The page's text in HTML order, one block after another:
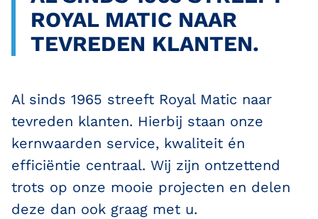
ROYAL MATIC NAAR
TEVREDEN KLANTEN.
Al sinds 1965 streeft Royal Matic naar
tevreden klanten. Hierbij staan onze
kernwaarden service, kwaliteit én
efficiëntie centraal. Wij zijn ontzettend
trots op onze mooie projecten en delen
deze dan ook graag met u.